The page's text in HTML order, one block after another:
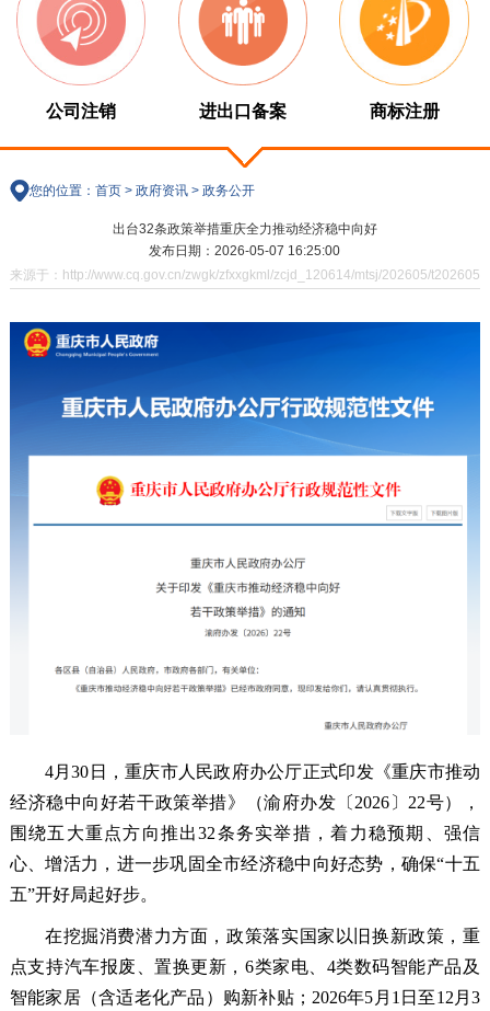
公司注销 进出口备案 商标注册
您的位置： 首页> 政府资讯> 政务公开
出台32条政策举措重庆全力推动经济稳中向好
发布日期：2026-05-07 16:25:00
来源于：http://www.cq.gov.cn/zwgk/zfxxgkml/zcjd_120614/mtsj/202605/
4月30日，重庆市人民政府办公厅正式印发《重庆市推动
经济稳中向好若干政策举措》（渝府办发〔2026〕22号），
围绕五大重点方向推出32条务实举措，着力稳预期、强信
心、增活力，进一步巩固全市经济稳中向好态势，确保“十五
五”开好局起好步。
在挖掘消费潜力方面，政策落实国家以旧换新政策，重
点支持汽车报废、置换更新，6类家电、4类数码智能产品及
智能家居（含适老化产品）购新补贴；2026年5月1日至12月3